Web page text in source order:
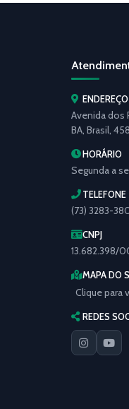
ENDEREÇO
Avenida dos
BA, Brasil,
HORÁRIO
Segunda a
TELEFONE
(73) 3283-
CNPJ
13.682.398/
MAPA DO
Clique para
REDES